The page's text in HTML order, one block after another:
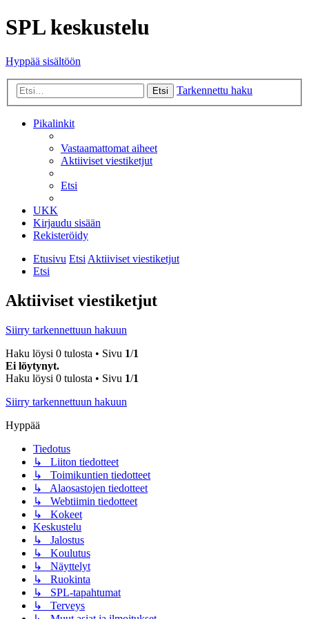
SPL keskustelu
Hyppää sisältöön
Etsi Tarkennettu haku
Pikalinkit
Vastaamattomat aiheet
Aktiiviset viestiketjut
Etsi
UKK
Kirjaudu sisään
Rekisteröidy
Etusivu EtsiAktiiviset viestiketjut
Etsi
Aktiiviset viestiketjut
Siirry tarkennettuun hakuun
Haku löysi 0 tulosta • Sivu 1/1
Ei löytynyt.
Haku löysi 0 tulosta • Sivu 1/1
Siirry tarkennettuun hakuun
Hyppää
Tiedotus
↳ Liiton tiedotteet
↳ Toimikuntien tiedotteet
↳ Alaosastojen tiedotteet
↳ Webtiimin tiedotteet
↳ Kokeet
Keskustelu
↳ Jalostus
↳ Koulutus
↳ Näyttelyt
↳ Ruokinta
↳ SPL-tapahtumat
↳ Terveys